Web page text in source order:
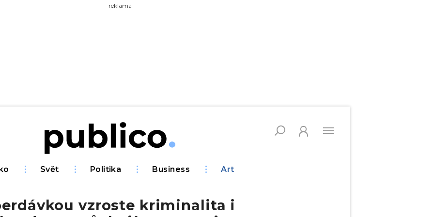
reklama
Svět Politika Business Art
vzroste kriminalita i
na Publiku